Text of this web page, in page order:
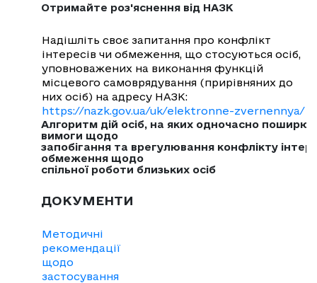
Отримайте роз'яснення від НАЗК
Надішліть своє запитання про конфлікт
інтересів чи обмеження, що стосуються осіб,
уповноважених на виконання функцій
місцевого самоврядування (прирівняних до
них осіб) на адресу НАЗК:
https://nazk.gov.ua/uk/elektronne-zvernennya/
Алгоритм дій осіб, на яких одночасно
вимоги щодо
запобігання та врегулювання конфлікту
обмеження щодо
спільної роботи близьких осіб
ДОКУМЕНТИ
Методичні
рекомендації
щодо
застосування